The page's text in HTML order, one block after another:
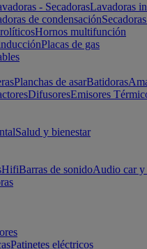
- SecadorasLavadoras
de condensación
Hornos multifunción
Placas de gas
Planchas de asarBatidoras
DifusoresEmisores
Salud y bienestar
HifiBarras de sonidoAudio car y
Patinetes eléctricos